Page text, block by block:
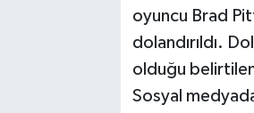
oyuncu Brad
dolandırıldı.
olduğu
Sosyal
KÜLTÜR SANAT